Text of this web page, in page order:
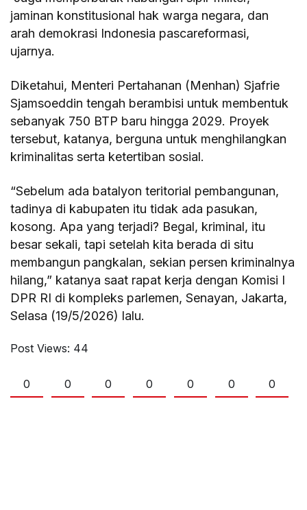
jaminan konstitusional hak warga negara, dan
arah demokrasi Indonesia pascareformasi,
ujarnya.
Diketahui, Menteri Pertahanan (Menhan) Sjafrie
Sjamsoeddin tengah berambisi untuk membentuk
sebanyak 750 BTP baru hingga 2029. Proyek
tersebut, katanya, berguna untuk menghilangkan
kriminalitas serta ketertiban sosial.
“Sebelum ada batalyon teritorial pembangunan,
tadinya di kabupaten itu tidak ada pasukan,
kosong. Apa yang terjadi? Begal, kriminal, itu
besar sekali, tapi setelah kita berada di situ
membangun pangkalan, sekian persen kriminalnya
hilang,” katanya saat rapat kerja dengan Komisi I
DPR RI di kompleks parlemen, Senayan, Jakarta,
Selasa (19/5/2026) lalu.
Post Views: 44
0 0 0 0 0 0 0